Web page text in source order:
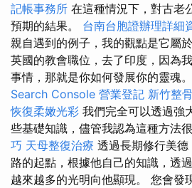
記帳事務所 在這種情況下，對古老
預期的結果。 台南台胞證辦理詳細
親自遇到的例子，我的觀點是它屬
英國的教會職位，去了印度，因為
事情，那就是你如何發展你的靈魂。
Search Console 營業登記 新竹整
恢復柔嫩光彩 我們完全可以透過強
些基礎知識，儘管我認為這種方法
巧 天母整復治療 透過長期修行美
路的起點，根據他自己的知識，透
越來越多的光明向他顯現。 您會發